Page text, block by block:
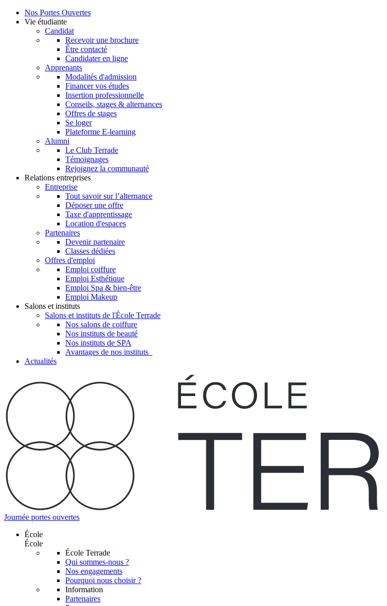
Nos Portes Ouvertes
Vie étudiante
Candidat
Recevoir une brochure
Être contacté
Candidater en ligne
Apprenants
Modalités d'admission
Financer vos études
Insertion professionnelle
Conseils, stages & alternances
Offres de stages
Se loger
Plateforme E-learning
Alumni
Le Club Terrade
Témoignages
Rejoignez la communauté
Relations entreprises
Entreprise
Tout savoir sur l’alternance
Déposer une offre
Taxe d'apprentissage
Location d'espaces
Partenaires
Devenir partenaire
Classes dédiées
Offres d'emploi
Emploi coiffure
Emploi Esthétique
Emploi Spa & bien-être
Emploi Makeup
Salons et instituts
Salons et instituts de l'École Terrade
Nos salons de coiffure
Nos instituts de beauté
Nos instituts de SPA
Avantages de nos instituts
Actualités
Journée portes ouvertes
École
École
École Terrade
Qui sommes-nous ?
Nos engagements
Pourquoi nous choisir ?
Information
Partenaires